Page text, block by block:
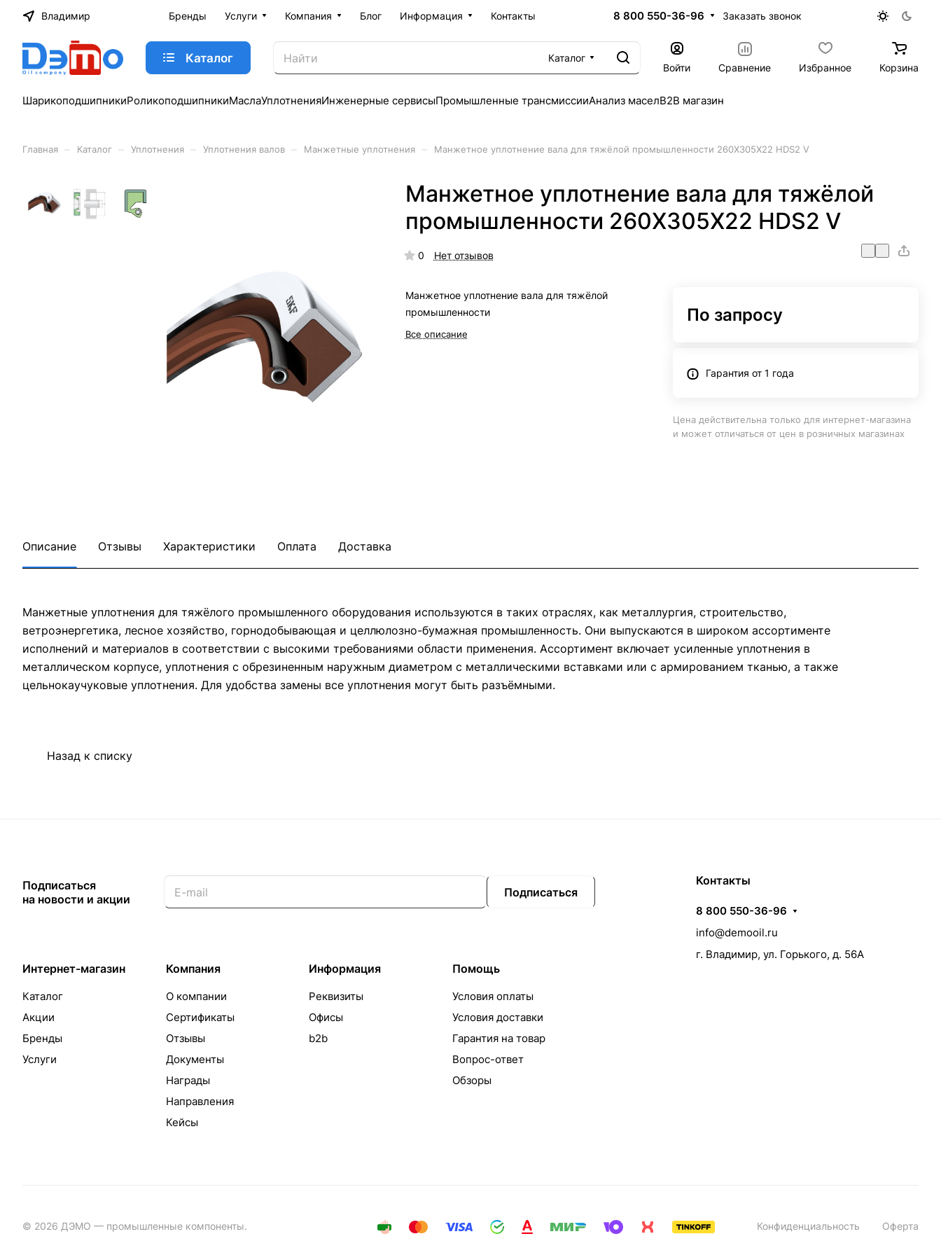
Владимир Бренды Услуги Компания Блог Информация Контакты 8 800 550-36-96 Заказать звонок
Каталог
Каталог
Войти
Сравнение Избранное Корзина
ШарикоподшипникиРоликоподшипникиМаслаУплотненияИнженерные сервисыПромышленные трансмиссииАнализ маселB2B магазин
Главная Каталог Уплотнения Уплотнения валов Манжетные уплотнения Манжетное уплотнение вала для тяжёлой промышленности 260X305X22 HDS2 V
Манжетное уплотнение вала для тяжёлой
промышленности 260X305X22 HDS2 V
0 Нет отзывов
Манжетное уплотнение вала для тяжёлой
промышленности
Все описание
По запросу
Гарантия от 1 года
Цена действительна только для интернет-магазина
и может отличаться от цен в розничных магазинах
Описание Отзывы Характеристики Оплата Доставка
Манжетные уплотнения для тяжёлого промышленного оборудования используются в таких отраслях, как металлургия, строительство,
ветроэнергетика, лесное хозяйство, горнодобывающая и целлюлозно-бумажная промышленность. Они выпускаются в широком ассортименте
исполнений и материалов в соответствии с высокими требованиями области применения. Ассортимент включает усиленные уплотнения в
металлическом корпусе, уплотнения с обрезиненным наружным диаметром с металлическими вставками или с армированием тканью, а также
цельнокаучуковые уплотнения. Для удобства замены все уплотнения могут быть разъёмными.
Назад к списку
Подписаться
на новости и акции
Подписаться
Интернет-магазин
Каталог
Акции
Бренды
Услуги
Компания
О компании
Сертификаты
Отзывы
Документы
Награды
Направления
Кейсы
Информация
Реквизиты
Офисы
b2b
Помощь
Условия оплаты
Условия доставки
Гарантия на товар
Вопрос-ответ
Обзоры
Контакты
8 800 550-36-96
info@demooil.ru
г. Владимир, ул. Горького, д. 56А
© 2026 ДЭМО — промышленные компоненты. Конфиденциальность Оферта